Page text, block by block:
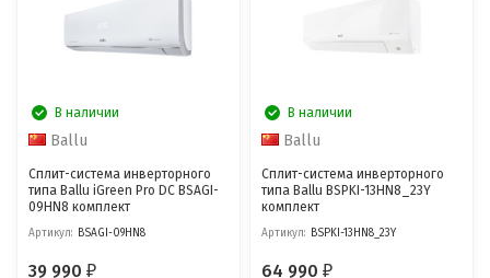
В наличии
Ballu
Сплит-система инверторного
типа Ballu iGreen Pro DC BSAGI-
09HN8 комплект
Артикул: BSAGI-09HN8
39 990₽
В наличии
Ballu
Сплит-система инверторного
типа Ballu BSPKI-13HN8_23Y
комплект
Артикул: BSPKI-13HN8_23Y
64 990₽